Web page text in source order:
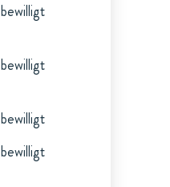
bewilligt
bewilligt
bewilligt
bewilligt